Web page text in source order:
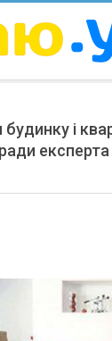
будинку і
експерта